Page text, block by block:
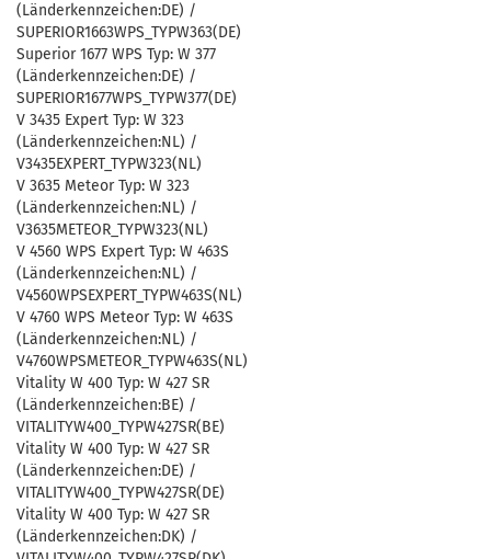
(Länderkennzeichen:DE) /
SUPERIOR1663WPS_TYPW363(DE)
Superior 1677 WPS Typ: W 377
(Länderkennzeichen:DE) /
SUPERIOR1677WPS_TYPW377(DE)
V 3435 Expert Typ: W 323
(Länderkennzeichen:NL) /
V3435EXPERT_TYPW323(NL)
V 3635 Meteor Typ: W 323
(Länderkennzeichen:NL) /
V3635METEOR_TYPW323(NL)
V 4560 WPS Expert Typ: W 463S
(Länderkennzeichen:NL) /
V4560WPSEXPERT_TYPW463S(NL)
V 4760 WPS Meteor Typ: W 463S
(Länderkennzeichen:NL) /
V4760WPSMETEOR_TYPW463S(NL)
Vitality W 400 Typ: W 427 SR
(Länderkennzeichen:BE) /
VITALITYW400_TYPW427SR(BE)
Vitality W 400 Typ: W 427 SR
(Länderkennzeichen:DE) /
VITALITYW400_TYPW427SR(DE)
Vitality W 400 Typ: W 427 SR
(Länderkennzeichen:DK) /